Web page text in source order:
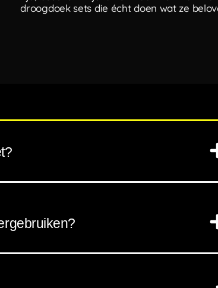
droogdoek sets die écht doen wat ze